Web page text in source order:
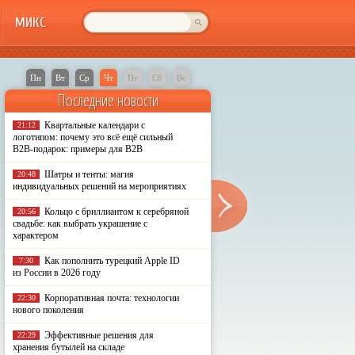
МИКС
Пн Вт Ср Чт Пт Сб Вс
Последние новости
21:12
Квартальные календари с
логотипом: почему это всё ещё сильный
B2B-подарок: примеры для B2B
20:48
Шатры и тенты: магия
индивидуальных решений на мероприятиях
20:56
Кольцо с бриллиантом к серебряной
свадьбе: как выбрать украшение с
характером
7:30
Как пополнить турецкий Apple ID
из России в 2026 году
22:30
Корпоративная почта: технологии
нового поколения
22:29
Эффективные решения для
хранения бутылей на складе